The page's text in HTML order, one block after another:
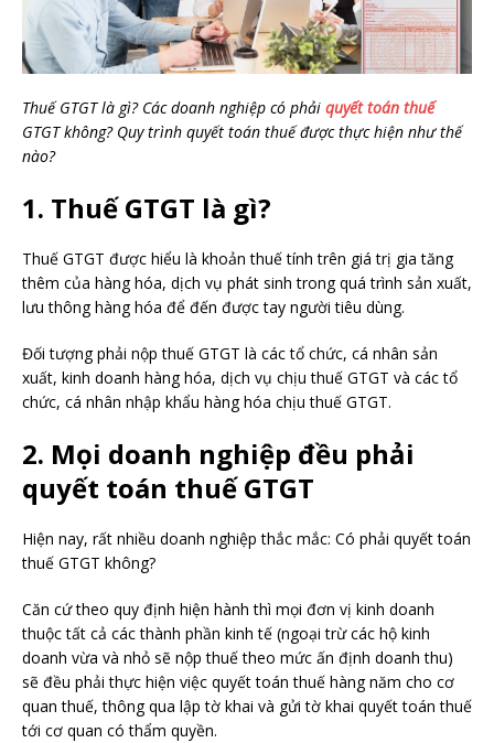
Thuế GTGT là gì? Các doanh nghiệp có phải quyết toán thuế
GTGT không? Quy trình quyết toán thuế được thực hiện như thế
nào?
1. Thuế GTGT là gì?
Thuế GTGT được hiểu là khoản thuế tính trên giá trị gia tăng
thêm của hàng hóa, dịch vụ phát sinh trong quá trình sản xuất,
lưu thông hàng hóa để đến được tay người tiêu dùng.
Đối tượng phải nộp thuế GTGT là các tổ chức, cá nhân sản
xuất, kinh doanh hàng hóa, dịch vụ chịu thuế GTGT và các tổ
chức, cá nhân nhập khẩu hàng hóa chịu thuế GTGT.
2. Mọi doanh nghiệp đều phải
quyết toán thuế GTGT
Hiện nay, rất nhiều doanh nghiệp thắc mắc: Có phải quyết toán
thuế GTGT không?
Căn cứ theo quy định hiện hành thì mọi đơn vị kinh doanh
thuộc tất cả các thành phần kinh tế (ngoại trừ các hộ kinh
doanh vừa và nhỏ sẽ nộp thuế theo mức ấn định doanh thu)
sẽ đều phải thực hiện việc quyết toán thuế hàng năm cho cơ
quan thuế, thông qua lập tờ khai và gửi tờ khai quyết toán thuế
tới cơ quan có thẩm quyền.